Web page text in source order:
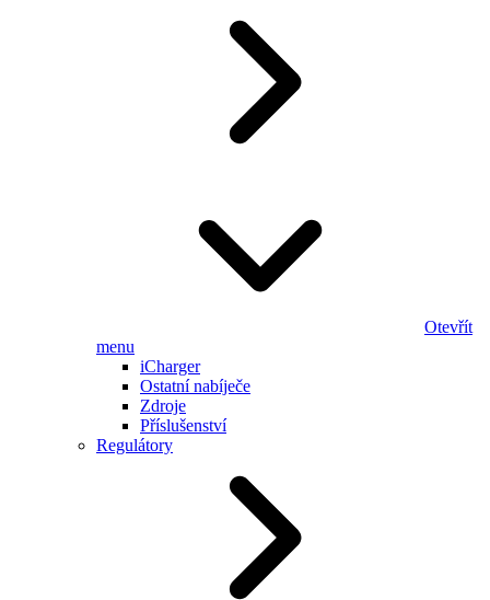
Otevřít
menu
iCharger
Ostatní nabíječe
Zdroje
Příslušenství
Regulátory